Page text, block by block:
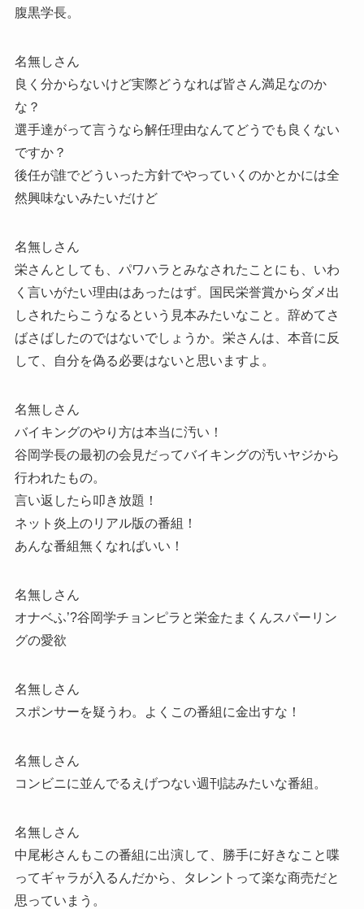
腹黒学長。
名無しさん
良く分からないけど実際どうなれば皆さん満足なのか
な？
選手達がって言うなら解任理由なんてどうでも良くない
ですか？
後任が誰でどういった方針でやっていくのかとかには全
然興味ないみたいだけど
名無しさん
栄さんとしても、パワハラとみなされたことにも、いわ
く言いがたい理由はあったはず。国民栄誉賞からダメ出
しされたらこうなるという見本みたいなこと。辞めてさ
ばさばしたのではないでしょうか。栄さんは、本音に反
して、自分を偽る必要はないと思いますよ。
名無しさん
バイキングのやり方は本当に汚い！
谷岡学長の最初の会見だってバイキングの汚いヤジから
行われたもの。
言い返したら叩き放題！
ネット炎上のリアル版の番組！
あんな番組無くなればいい！
名無しさん
オナベふ’?谷岡学チョンピラと栄金たまくんスパーリン
グの愛欲
名無しさん
スポンサーを疑うわ。よくこの番組に金出すな！
名無しさん
コンビニに並んでるえげつない週刊誌みたいな番組。
名無しさん
中尾彬さんもこの番組に出演して、勝手に好きなこと喋
ってギャラが入るんだから、タレントって楽な商売だと
思っていまう。